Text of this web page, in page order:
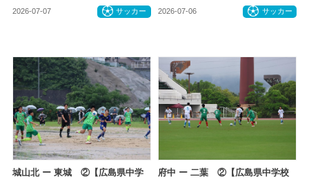
2026-07-07 サッカー 2026-07-06 サッカー
城山北 ー 東城 ②【広島県中学
府中 ー 二葉 ②【広島県中学校